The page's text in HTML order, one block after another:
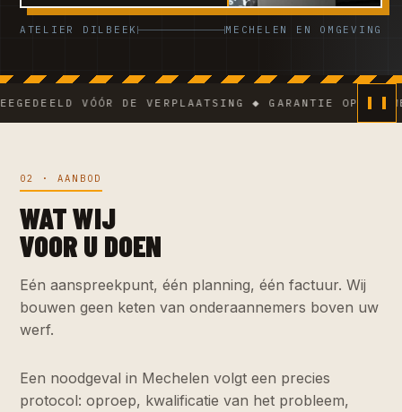
ATELIER DILBEEK MECHELEN EN OMGEVING
VÓÓR DE VERPLAATSING ◆ GARANTIE OP DE
02 · AANBOD
WAT WIJ
VOOR U DOEN
Eén aanspreekpunt, één planning, één factuur. Wij
bouwen geen keten van onderaannemers boven uw
werf.
Een noodgeval in Mechelen volgt een precies
protocol: oproep, kwalificatie van het probleem,